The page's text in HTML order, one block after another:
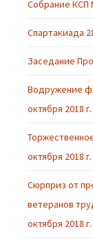
Собрание КСП
Спартакиада
Заседание
Водружение
октября 2018 г.
октября 2018 г.
Сюрприз от
ветеранов
октября 2018 г.